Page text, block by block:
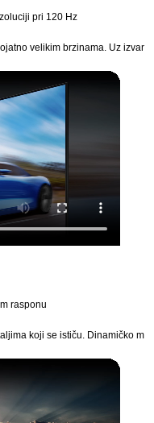
pri 120 Hz
velikim brzinama. Uz
rasponu
koji se ističu. Dinamičko